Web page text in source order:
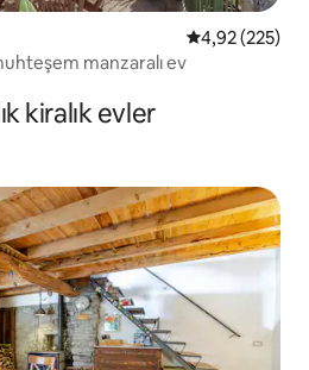
5 üzerinden
4,92 (225)
manzaralı ev
kiralık evler